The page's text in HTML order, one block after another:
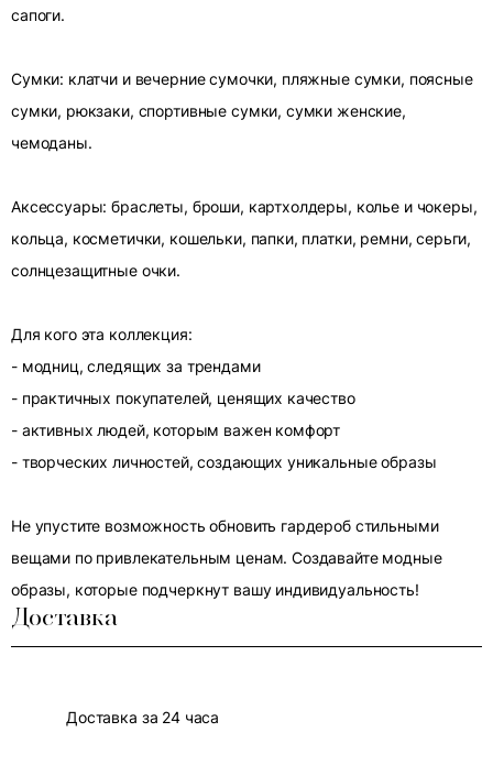
сапоги.
Сумки: клатчи и вечерние сумочки, пляжные сумки, поясные
сумки, рюкзаки, спортивные сумки, сумки женские,
чемоданы.
Аксессуары: браслеты, броши, картхолдеры, колье и чокеры,
кольца, косметички, кошельки, папки, платки, ремни, серьги,
солнцезащитные очки.
Для кого эта коллекция:
- модниц, следящих за трендами
- практичных покупателей, ценящих качество
- активных людей, которым важен комфорт
- творческих личностей, создающих уникальные образы
Не упустите возможность обновить гардероб стильными
вещами по привлекательным ценам. Создавайте модные
образы, которые подчеркнут вашу индивидуальность!
Доставка
Доставка за 24 часа